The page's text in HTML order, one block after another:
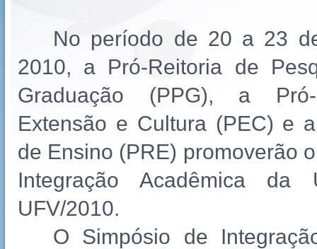
No período de 20 a 23
2010, a Pró-Reitoria de
Graduação (PPG), a
Extensão e Cultura (PEC) e
de Ensino (PRE) promoverão
Integração Acadêmica
UFV/2010.
O Simpósio de